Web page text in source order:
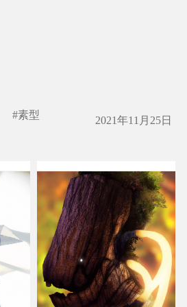
#素型 2021年11月25日